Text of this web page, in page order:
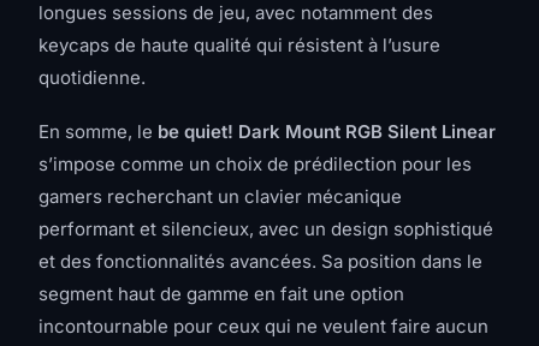
longues sessions de jeu, avec notamment des
keycaps de haute qualité qui résistent à l’usure
quotidienne.
En somme, le be quiet! Dark Mount RGB Silent Linear
s’impose comme un choix de prédilection pour les
gamers recherchant un clavier mécanique
performant et silencieux, avec un design sophistiqué
et des fonctionnalités avancées. Sa position dans le
segment haut de gamme en fait une option
incontournable pour ceux qui ne veulent faire aucun